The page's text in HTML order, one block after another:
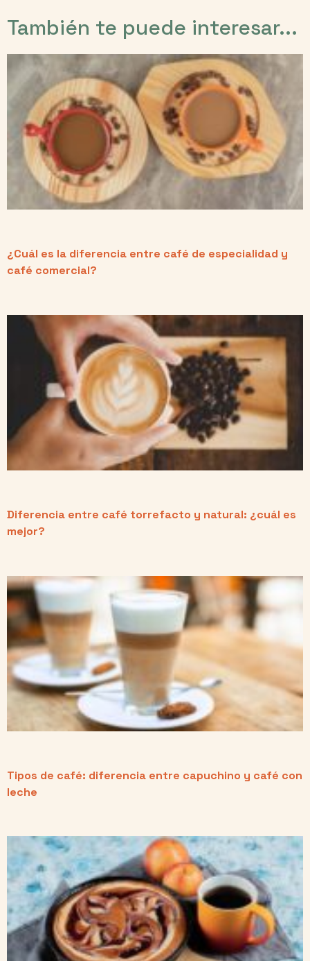
También te puede interesar...
¿Cuál es la diferencia entre café de especialidad y
café comercial?
Diferencia entre café torrefacto y natural: ¿cuál es
mejor?
Tipos de café: diferencia entre capuchino y café con
leche